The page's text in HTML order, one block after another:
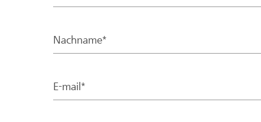
Nachname*
E-mail*